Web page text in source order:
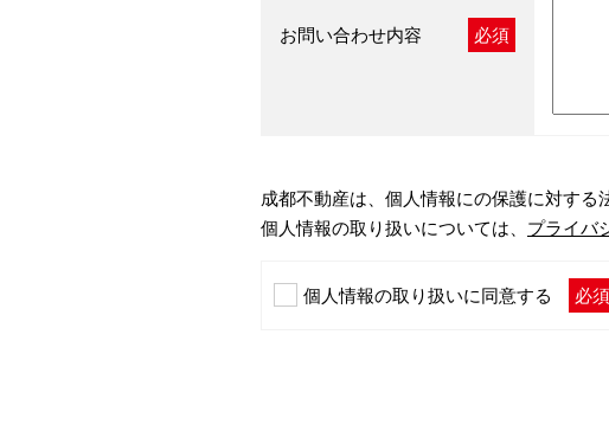
お問い合わせ内容 必須
成都不動産は、個人情報にの保護に対する
個人情報の取り扱いについては、 プライバ
個人情報の取り扱いに同意する 必須